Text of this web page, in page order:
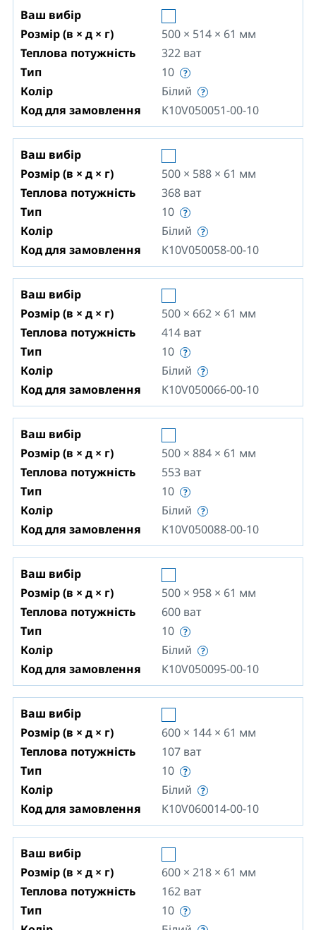
Ваш вибір
Розмір (в × д × г)
500 × 514 × 61 мм
Теплова потужність
322 ват
Тип
10
Колір
Білий
Код для замовлення
K10V050051-00-10
Ваш вибір
Розмір (в × д × г)
500 × 588 × 61 мм
Теплова потужність
368 ват
Тип
10
Колір
Білий
Код для замовлення
K10V050058-00-10
Ваш вибір
Розмір (в × д × г)
500 × 662 × 61 мм
Теплова потужність
414 ват
Тип
10
Колір
Білий
Код для замовлення
K10V050066-00-10
Ваш вибір
Розмір (в × д × г)
500 × 884 × 61 мм
Теплова потужність
553 ват
Тип
10
Колір
Білий
Код для замовлення
K10V050088-00-10
Ваш вибір
Розмір (в × д × г)
500 × 958 × 61 мм
Теплова потужність
600 ват
Тип
10
Колір
Білий
Код для замовлення
K10V050095-00-10
Ваш вибір
Розмір (в × д × г)
600 × 144 × 61 мм
Теплова потужність
107 ват
Тип
10
Колір
Білий
Код для замовлення
K10V060014-00-10
Ваш вибір
Розмір (в × д × г)
600 × 218 × 61 мм
Теплова потужність
162 ват
Тип
10